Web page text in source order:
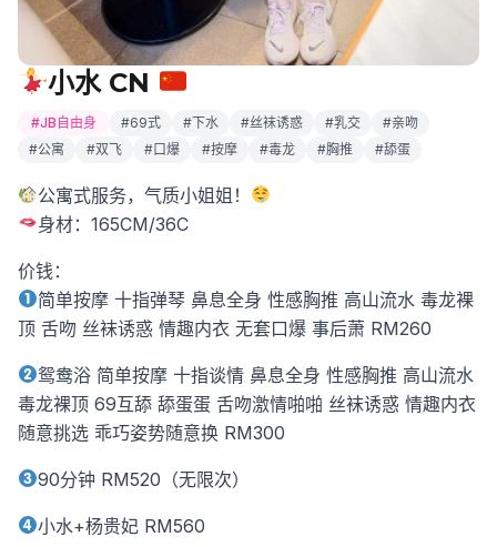
小水 CN
#JB自由身 #69式 #下水 #丝袜诱惑 #乳交
#亲吻
#公寓
#双飞 #口爆 #按摩 #毒龙 #胸推 #舔蛋
公寓式服务，气质小姐姐！
身材：165CM/36C
价钱：
简单按摩 十指弹琴 鼻息全身 性感胸推 高山流水 毒龙裸
顶 舌吻 丝袜诱惑 情趣内衣 无套口爆 事后萧 RM260
鸳鸯浴 简单按摩 十指谈情 鼻息全身 性感胸推 高山流水
毒龙裸顶 69互舔 舔蛋蛋 舌吻激情啪啪 丝袜诱惑 情趣内衣
随意挑选 乖巧姿势随意换 RM300
90分钟 RM520（无限次）
小水+杨贵妃 RM560